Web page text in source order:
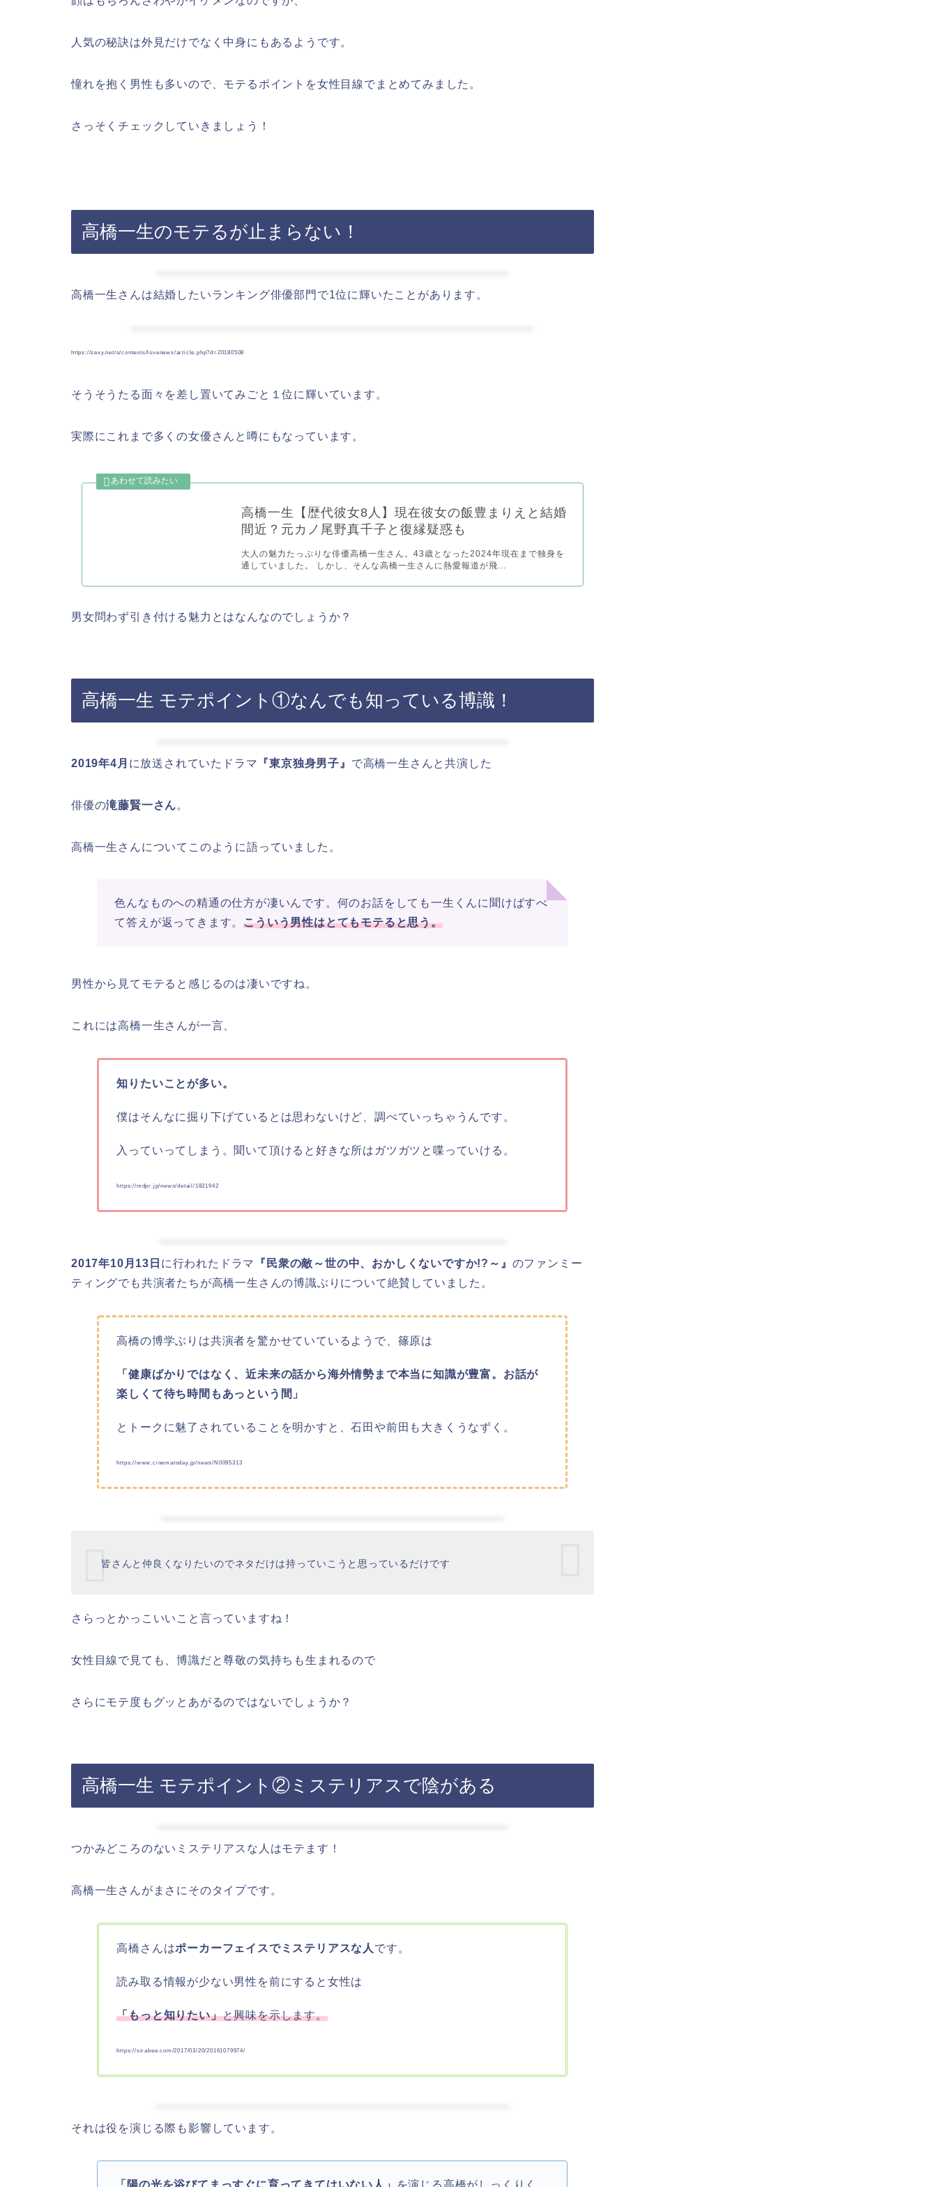
人気の秘訣は外見だけでなく中身にもあるようです。
憧れを抱く男性も多いので、モテるポイントを女性目線でまとめてみました。
さっそくチェックしていきましょう！
高橋一生のモテるが止まらない！
高橋一生さんは結婚したいランキング俳優部門で1位に輝いたことがあります。
https://zexy.net/s/contents/lovenews/article.php?d=20180508
そうそうたる面々を差し置いてみごと１位に輝いています。
実際にこれまで多くの女優さんと噂にもなっています。
高橋一生【歴代彼女8人】現在彼女の飯豊まりえと結婚
間近？元カノ尾野真千子と復縁疑惑も
大人の魅力たっぷりな俳優高橋一生さん。43歳となった2024年現在まで独身を
通していました。 しかし、そんな高橋一生さんに熱愛報道が飛...
男女問わず引き付ける魅力とはなんなのでしょうか？
高橋一生 モテポイント①なんでも知っている博識！
2019年4月 に放送されていたドラマ 『東京独身男子』 で高橋一生さんと共演した
俳優の滝藤賢一さん。
高橋一生さんについてこのように語っていました。
色んなものへの精通の仕方が凄いんです。何のお話をしても一生くんに聞けばすべ
て答えが返ってきます。こういう男性はとてもモテると思う。
男性から見てモテると感じるのは凄いですね。
これには高橋一生さんが一言、
知りたいことが多い。
僕はそんなに掘り下げているとは思わないけど、調べていっちゃうんです。
入っていってしまう。聞いて頂けると好きな所はガツガツと喋っていける。
https://mdpr.jp/news/detail/1831942
2017年10月13日 に行われたドラマ 『民衆の敵～世の中、おかしくないですか!?～』 のファンミー
ティングでも共演者たちが高橋一生さんの博識ぶりについて絶賛していました。
高橋の博学ぶりは共演者を驚かせていているようで、篠原は
「健康ばかりではなく、近未来の話から海外情勢まで本当に知識が豊富。お話が
楽しくて待ち時間もあっという間」
とトークに魅了されていることを明かすと、石田や前田も大きくうなずく。
https://www.cinematoday.jp/news/N0095313
皆さんと仲良くなりたいのでネタだけは持っていこうと思っているだけです
さらっとかっこいいこと言っていますね！
女性目線で見ても、博識だと尊敬の気持ちも生まれるので
さらにモテ度もグッとあがるのではないでしょうか？
高橋一生 モテポイント②ミステリアスで陰がある
つかみどころのないミステリアスな人はモテます！
高橋一生さんがまさにそのタイプです。
高橋さんはポーカーフェイスでミステリアスな人 です。
読み取る情報が少ない男性を前にすると女性は
「もっと知りたい」と興味を示します。
https://sirabee.com/2017/03/20/20161079974/
それは役を演じる際も影響しています。